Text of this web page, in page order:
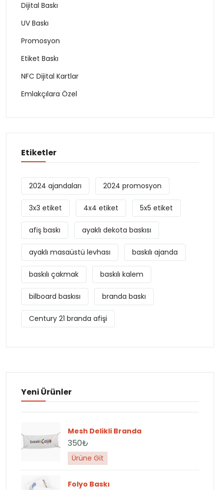
Dijital Baskı
UV Baskı
Promosyon
Etiket Baskı
NFC Dijital Kartlar
Emlakçılara Özel
Etiketler
2024 ajandaları 2024 promosyon
3x3 etiket 4x4 etiket 5x5 etiket
afiş baskı ayaklı dekota baskısı
ayaklı masaüstü levhası baskılı ajanda
baskılı çakmak baskılı kalem
bilboard baskısı branda baskı
Century 21 branda afişi
Yeni Ürünler
Mesh Delikli Branda
350₺
Ürüne Git
Folyo Baskı